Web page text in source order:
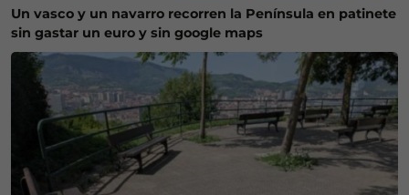
Un vasco y un navarro recorren la Península en patinete
sin gastar un euro y sin google maps